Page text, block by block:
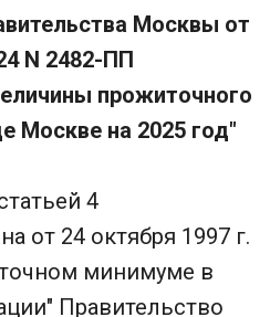
Москвы от
N 2482-ПП
прожиточного
Москве на 2025 год"
4
от 24 октября 1997 г.
минимуме в
Правительство